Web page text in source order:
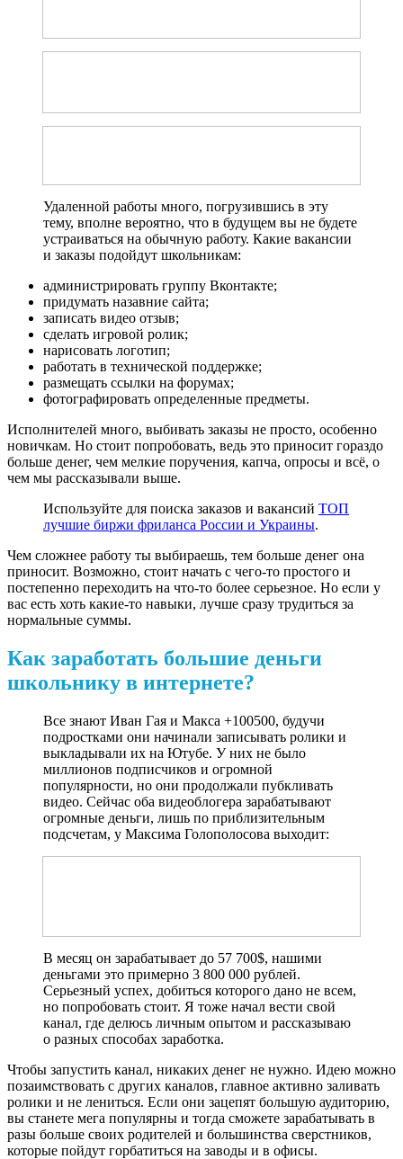
Удаленной работы много, погрузившись в эту
тему, вполне вероятно, что в будущем вы не будете
устраиваться на обычную работу. Какие вакансии
и заказы подойдут школьникам:
администрировать группу Вконтакте;
придумать назавние сайта;
записать видео отзыв;
сделать игровой ролик;
нарисовать логотип;
работать в технической поддержке;
размещать ссылки на форумах;
фотографировать определенные предметы.
Исполнителей много, выбивать заказы не просто, особенно
новичкам. Но стоит попробовать, ведь это приносит гораздо
больше денег, чем мелкие поручения, капча, опросы и всё, о
чем мы рассказывали выше.
Используйте для поиска заказов и вакансий ТОП
лучшие биржи фриланса России и Украины.
Чем сложнее работу ты выбираешь, тем больше денег она
приносит. Возможно, стоит начать с чего-то простого и
постепенно переходить на что-то более серьезное. Но если у
вас есть хоть какие-то навыки, лучше сразу трудиться за
нормальные суммы.
Как заработать большие деньги
школьнику в интернете?
Все знают Иван Гая и Макса +100500, будучи
подростками они начинали записывать ролики и
выкладывали их на Ютубе. У них не было
миллионов подписчиков и огромной
популярности, но они продолжали пубкливать
видео. Сейчас оба видеоблогера зарабатывают
огромные деньги, лишь по приблизительным
подсчетам, у Максима Голополосова выходит:
В месяц он зарабатывает до 57 700$, нашими
деньгами это примерно 3 800 000 рублей.
Серьезный успех, добиться которого дано не всем,
но попробовать стоит. Я тоже начал вести свой
канал, где делюсь личным опытом и рассказываю
о разных способах заработка.
Чтобы запустить канал, никаких денег не нужно. Идею можно
позаимствовать с других каналов, главное активно заливать
ролики и не лениться. Если они зацепят большую аудиторию,
вы станете мега популярны и тогда сможете зарабатывать в
разы больше своих родителей и большинства сверстников,
которые пойдут горбатиться на заводы и в офисы.